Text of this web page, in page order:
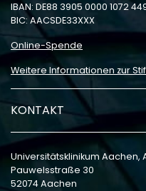
IBAN: DE88 3905 0000 1072
BIC: AACSDE33XXX
Online-Spende
Weitere Informationen zur
KONTAKT
Universitätsklinikum Aachen,
Pauwelsstraße 30
52074 Aachen